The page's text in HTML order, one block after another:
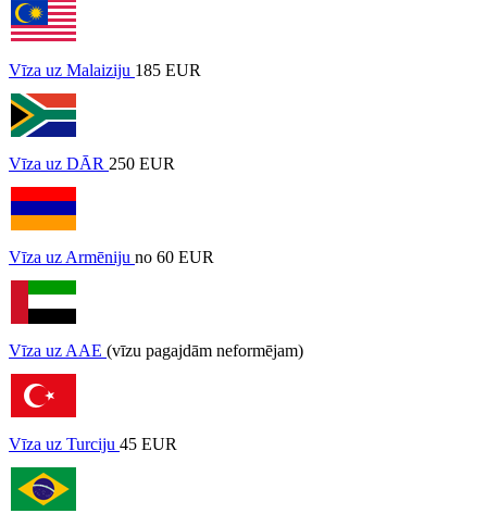
Vīza uz Malaiziju 185 EUR
Vīza uz DĀR 250 EUR
Vīza uz Armēniju no 60 EUR
Vīza uz AAE (vīzu pagajdām neformējam)
Vīza uz Turciju 45 EUR